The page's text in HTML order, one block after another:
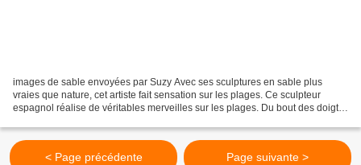
images de sable envoyées par Suzy Avec ses sculptures en sable plus
vraies que nature, cet artiste fait sensation sur les plages. Ce sculpteur
espagnol réalise de véritables merveilles sur les plages. Du bout des doigts,
< Page précédente Page suivante >